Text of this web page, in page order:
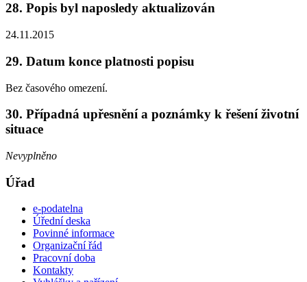
28. Popis byl naposledy aktualizován
24.11.2015
29. Datum konce platnosti popisu
Bez časového omezení.
30. Případná upřesnění a poznámky k řešení životní
situace
Nevyplněno
Úřad
e-podatelna
Úřední deska
Povinné informace
Organizační řád
Pracovní doba
Kontakty